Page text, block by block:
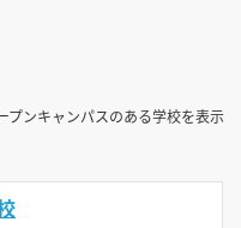
プンキャンパスのある学校を表示